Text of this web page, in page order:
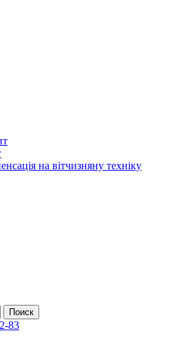
на вітчизняну техніку
Поиск
83